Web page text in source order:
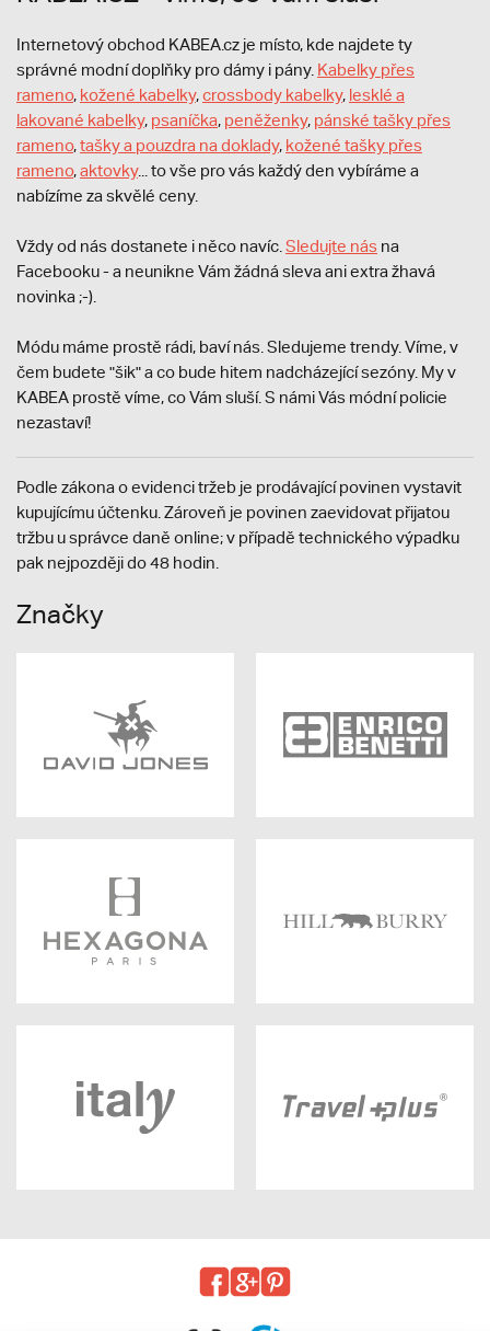
Internetový obchod KABEA.cz je místo, kde najdete ty
správné modní doplňky pro dámy i pány. Kabelky přes
rameno, kožené kabelky,crossbody kabelky, lesklé a
lakované kabelky, psaníčka, peněženky, pánské tašky přes
rameno,tašky a pouzdra na doklady, kožené tašky přes
rameno,aktovky... to vše pro vás každý den vybíráme a
nabízíme za skvělé ceny.
Vždy od nás dostanete i něco navíc. Sledujte nás na
Facebooku - a neunikne Vám žádná sleva ani extra žhavá
novinka ;-).
Módu máme prostě rádi, baví nás. Sledujeme trendy. Víme, v
čem budete "šik" a co bude hitem nadcházející sezóny. My v
KABEA prostě víme, co Vám sluší. S námi Vás módní policie
nezastaví!
Podle zákona o evidenci tržeb je prodávající povinen vystavit
kupujícímu účtenku. Zároveň je povinen zaevidovat přijatou
tržbu u správce daně online; v případě technického výpadku
pak nejpozději do 48 hodin.
Značky